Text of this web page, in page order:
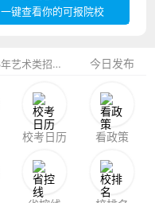
一键查看你的可报院校
厦门大学嘉庚学院2023年艺术类招生简章 今日发布
校考日历 看政策